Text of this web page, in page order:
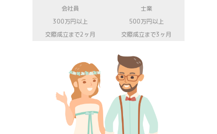
会社員
士業
300万円以上
500万円以上
交際成立まで2ヶ月
交際成立まで3ヶ月